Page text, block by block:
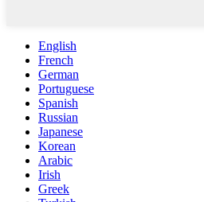
English
French
German
Portuguese
Spanish
Russian
Japanese
Korean
Arabic
Irish
Greek